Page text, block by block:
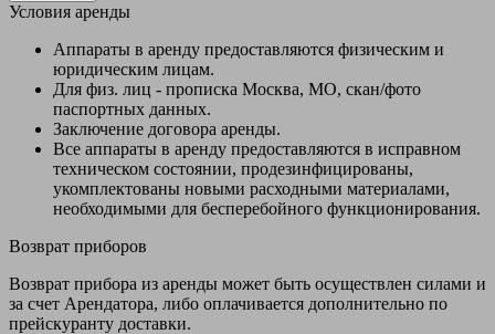
Условия аренды
Аппараты в аренду предоставляются физическим и
юридическим лицам.
Для физ. лиц - прописка Москва, МО, скан/фото
паспортных данных.
Заключение договора аренды.
Все аппараты в аренду предоставляются в исправном
техническом состоянии, продезинфицированы,
укомплектованы новыми расходными материалами,
необходимыми для бесперебойного функционирования.
Возврат приборов
Возврат прибора из аренды может быть осуществлен силами и
за счет Арендатора, либо оплачивается дополнительно по
прейскуранту доставки.